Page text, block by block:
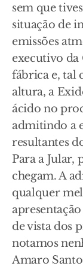
sem que
situação de
emissões
executivo da
fábrica e, tal
altura, a
ácido no
admitindo a
resultantes
Para a Jular,
chegam. A
qualquer
de vista dos
notamos
Amaro